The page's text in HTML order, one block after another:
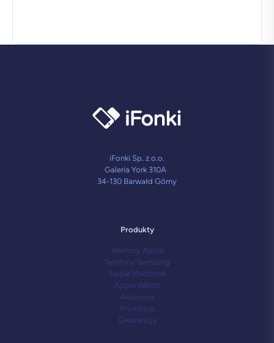
512
iFonki Sp. z o.o.
Galeria York 310A
34-130 Barwałd Górny
Produkty
Telefony Apple
Telefony Samsung
Apple Macbook
Apple Watch
Akcesoria
Promocje
Gwarancja